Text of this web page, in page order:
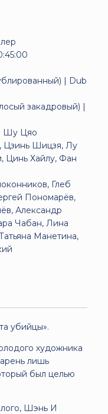
| Dub
закадровый) |
Шу Цяо
Цзинь Шицзя, Лу
Цинь Хайлу, Фан
Глеб
Пономарёв,
Александр
Чабан, Лина
Манетина,
убийцы».
художника
лишь
был целью
Шэнь И